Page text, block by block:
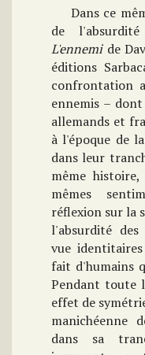
Dans ce
de
L'ennemide
éditions
confrontation
ennemis –
allemands et
à l'époque de
dans leur
même
mêmes
réflexion sur la
l'absurdité
vue
fait d'humains
Pendant toute
effet de
manichéenne
dans sa